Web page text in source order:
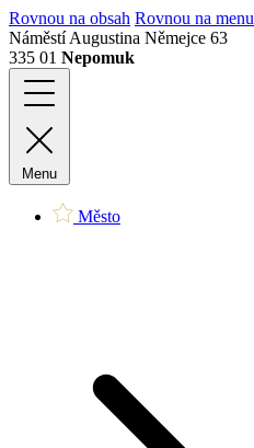
Rovnou na obsah Rovnou na menu
Náměstí Augustina Němejce 63
335 01 Nepomuk
Menu
Město